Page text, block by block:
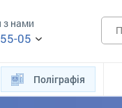
з нами
05
Поліграфія